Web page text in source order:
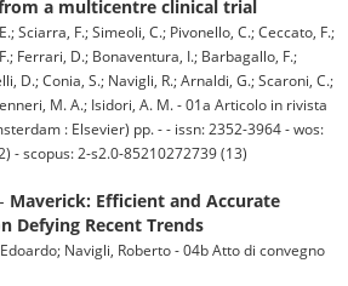
a multicentre clinical trial
Sciarra, F.; Simeoli, C.; Pivonello, C.; Ceccato, F.;
Ferrari, D.; Bonaventura, I.; Barbagallo, F.;
D.; Conia, S.; Navigli, R.; Arnaldi, G.; Scaroni, C.;
M. A.; Isidori, A. M. - 01a Articolo in rivista
: Elsevier) pp. - - issn: 2352-3964 - wos:
- scopus: 2-s2.0-85210272739 (13)
Maverick: Efficient and Accurate
Defying Recent Trends
Navigli, Roberto - 04b Atto di convegno